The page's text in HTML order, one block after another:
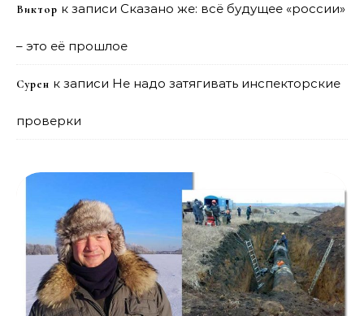
Виктор к записи Сказано же: всё будущее «россии»
– это её прошлое
Сурен к записи Не надо затягивать инспекторские
проверки